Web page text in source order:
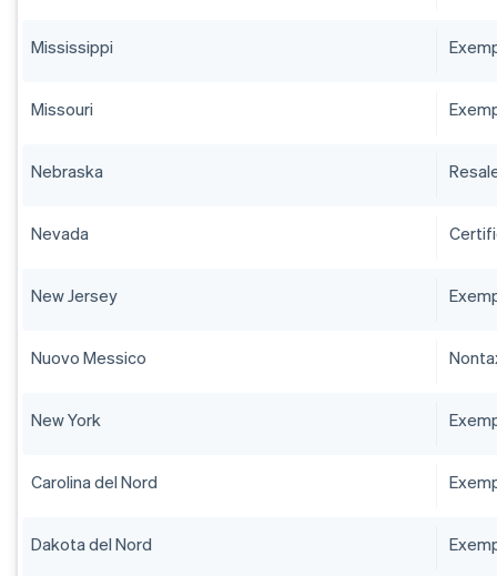
Mississippi
Missouri
Nebraska
Nevada
New Jersey
Nuovo Messico
New York
Carolina del Nord
Dakota del Nord